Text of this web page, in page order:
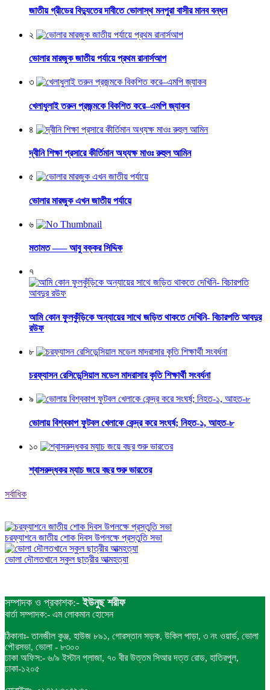
জাতীয় গ্রীডের বিদ্যুতের দাবীতে ভোলাস্থ মনপুরা বাসীর মানব বন্ধন
২
ভোলার মারজুক জাতীয় পর্যায়ে প্রথম রানার্সআপ
৩
খেলাধুলাই তরুন প্রজন্মকে বিকশিত করে–এমপি জ্যাকব
৪
দ্বীনি শিক্ষা প্রসারে কীর্তিমান অধ্যক্ষ মাওঃ রুহুল আমিন
৫
ভোলার মারজুক এখন জাতীয় পর্যায়ে
৬
মতামত —– আবু বক্কর সিদ্দিক
৭
আমি কোন ফুলকুঁড়িকে অন্যায়ের সাথে জড়িত থাকতে দেখিনি- বিচারপতি আবদুর
রউফ
৮
চরফ্যাসন রেসিডেন্সিয়াল মডেল মাদরাসার কৃতি শিক্ষার্থী সংবর্ধনা
৯
ভোলায় বিশ্বকাপ ফুটবল খেলাকে কেন্দ্র করে সংঘর্ষ; নিহত-১, আহত-৮
১০
শ্বাসরুদ্ধকর ম্যাচ জয়ে বছর শুরু ভারতের
সর্বাধিক
চরফ্যাশনে জাতীয় শোক দিবস উপলক্ষে প্রস্তুতি সভা
ভোলা দৌলতখানে স্কুল ছাত্রীর আত্মহত্যা
সম্পাদক ও প্রকাশক:-ইউনুছ শরীফ
বার্তা সম্পাদক:- এম লোকমান হোসেন
ঠিকানাঃ- তানজীল কুঞ্জ, হাউজ ৮৯১, গোরস্তান সড়ক, উকিল পাড়া, ৩ নং ওয়ার্ড, ভোলা
পৌরসভা, ভোলা - ৮৩০০
ঢাকা অফিস:- ৬/৯ ইস্টান প্লাজা, ৭০ বীর উত্তম সিআর দত্ত রোড, হাতিরপুল,
ঢাকা-১২০৫